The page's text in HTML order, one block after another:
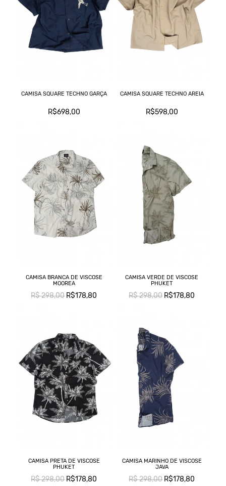
CAMISA SQUARE TECHNO GARÇA
R$698,00
CAMISA SQUARE TECHNO AREIA
R$598,00
CAMISA BRANCA DE VISCOSE
MOOREA
R$ 298,00R$178,80
CAMISA VERDE DE VISCOSE
PHUKET
R$ 298,00R$178,80
CAMISA PRETA DE VISCOSE
PHUKET
R$ 298,00R$178,80
CAMISA MARINHO DE VISCOSE
JAVA
R$ 298,00R$178,80